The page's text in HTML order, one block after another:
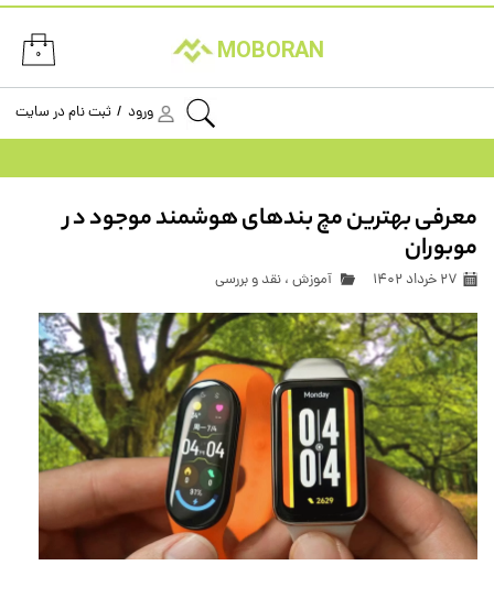
۰
ورود / ثبت نام در سایت
خروج از حساب کاربری
MOBORAN
معرفی بهترین مچ بندهای هوشمند موجود در
موبوران
۲۷ خرداد ۱۴۰۲ آموزش ، نقد و بررسی